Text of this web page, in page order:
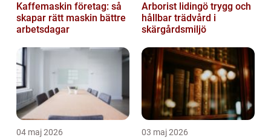
Kaffemaskin företag: så
skapar rätt maskin bättre
arbetsdagar
Arborist lidingö trygg och
hållbar trädvård i
skärgårdsmiljö
04 maj 2026 03 maj 2026